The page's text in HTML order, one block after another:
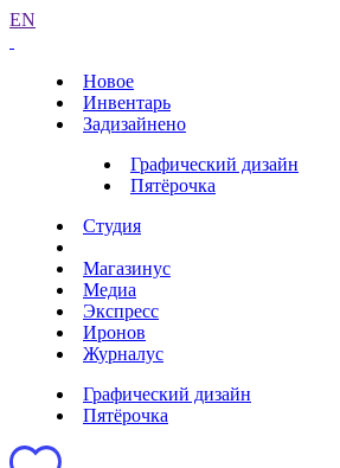
EN
Новое
Инвентарь
Задизайнено
Графический дизайн
Пятёрочка
Студия
Магазинус
Медиа
Экспресс
Иронов
Журналус
Графический дизайн
Пятёрочка